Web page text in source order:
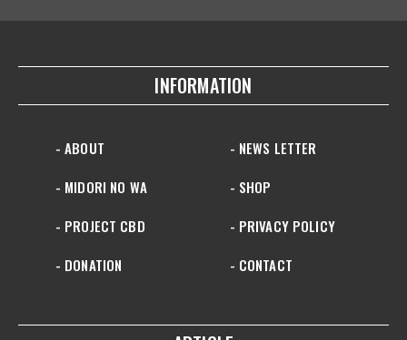
INFORMATION
- ABOUT
- MIDORI NO WA
- PROJECT CBD
- DONATION
- NEWS LETTER
- SHOP
- PRIVACY POLICY
- CONTACT